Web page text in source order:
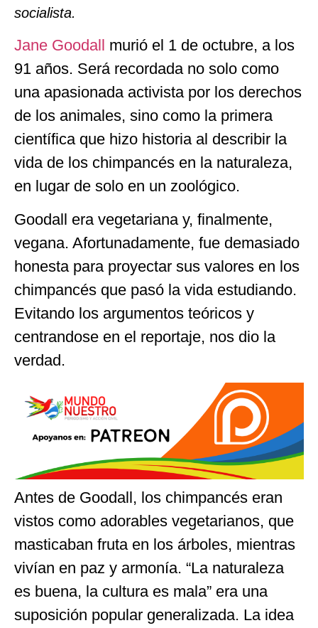
socialista.
Jane Goodall murió el 1 de octubre, a los
91 años. Será recordada no solo como
una apasionada activista por los derechos
de los animales, sino como la primera
científica que hizo historia al describir la
vida de los chimpancés en la naturaleza,
en lugar de solo en un zoológico.
Goodall era vegetariana y, finalmente,
vegana. Afortunadamente, fue demasiado
honesta para proyectar sus valores en los
chimpancés que pasó la vida estudiando.
Evitando los argumentos teóricos y
centrandose en el reportaje, nos dio la
verdad.
Antes de Goodall, los chimpancés eran
vistos como adorables vegetarianos, que
masticaban fruta en los árboles, mientras
vivían en paz y armonía. “La naturaleza
es buena, la cultura es mala” era una
suposición popular generalizada. La idea